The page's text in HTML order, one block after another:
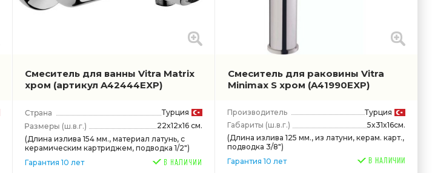
Смеситель для ванны Vitra Matrix
хром (артикул A42444EXP)
Турция
(ш.в.г.)
22x12x16 см.
(Длина излива 154 мм., материал латунь, с
керамическим картриджем, подводка 1/2")
Гарантия 10 лет
Смеситель для раковины Vitra
Minimax S хром (A41990EXP)
Производитель
Турция
Габариты (ш.в.г.)
5x31x16см.
(Длина излива 125 мм., из латуни, керам. карт.,
подводка 3/8")
Гарантия 10 лет
В НАЛИЧИИ